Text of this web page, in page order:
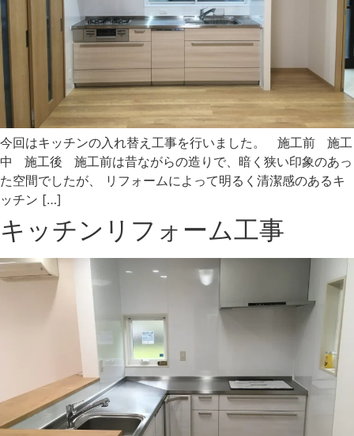
今回はキッチンの入れ替え工事を行いました。 施工前 施工
中 施工後 施工前は昔ながらの造りで、暗く狭い印象のあっ
た空間でしたが、 リフォームによって明るく清潔感のあるキ
ッチン […]
キッチンリフォーム工事